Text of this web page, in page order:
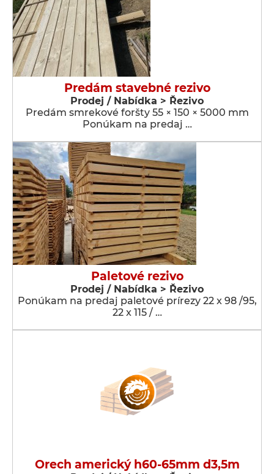
Predám stavebné rezivo
Prodej / Nabídka > Řezivo
Predám smrekové foršty 55 × 150 × 5000 mm
Ponúkam na predaj …
Paletové rezivo
Prodej / Nabídka > Řezivo
Ponúkam na predaj paletové prírezy 22 x 98 /95,
22 x 115 / …
Orech americký h60-65mm d3,5m